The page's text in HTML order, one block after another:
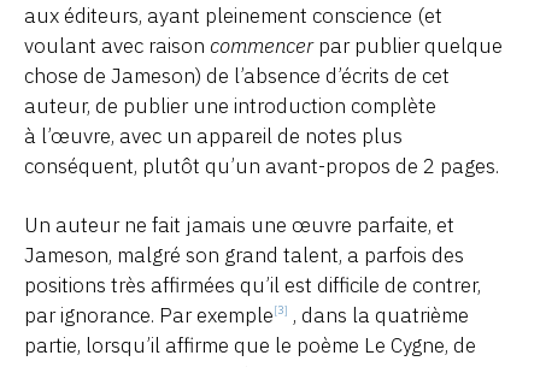
aux éditeurs, ayant pleinement conscience (et
voulant avec raison commencerpar publier quelque
chose de Jameson) de l’absence d’écrits de cet
auteur, de publier une introduction complète
à l’œuvre, avec un appareil de notes plus
conséquent, plutôt qu’un avant-propos de 2 pages.
Un auteur ne fait jamais une œuvre parfaite, et
Jameson, malgré son grand talent, a parfois des
positions très affirmées qu’il est difficile de contrer,
par ignorance. Par exemple[3] , dans la quatrième
partie, lorsqu’il affirme que le poème Le Cygne, de